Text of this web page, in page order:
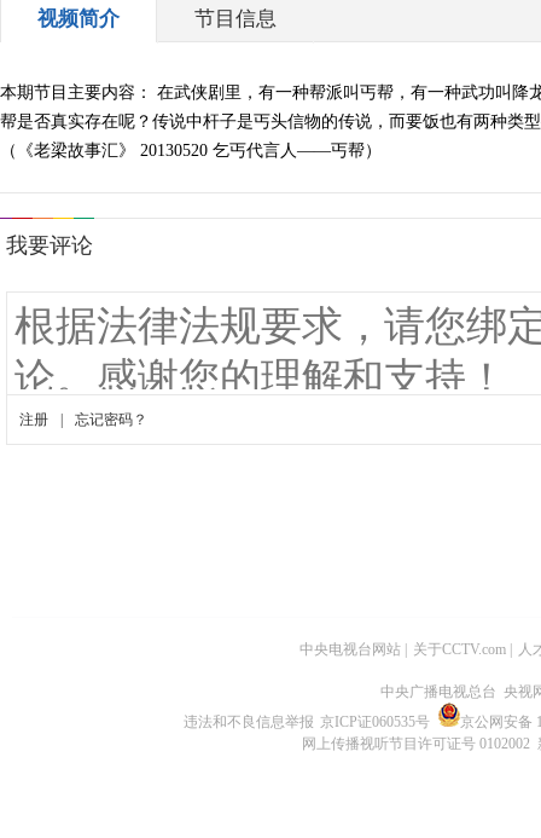
视频简介 节目信息
本期节目主要内容： 在武侠剧里，有一种帮派叫丐帮，有一种武功叫
帮是否真实存在呢？传说中杆子是丐头信物的传说，而要饭也有两种
（《老梁故事汇》 20130520 乞丐代言人——丐帮）
中央电视台网站 关于CCTV.com 人
中央广播电视总台 央视
违法和不良信息举报 京ICP证060535号
京公网安备
网上传播视听节目许可证号 0102002